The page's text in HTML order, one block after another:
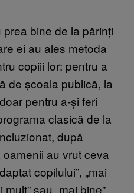
bine de la părinți
ei au ales metoda
copiii lor: pentru a
de școala publică, la
pentru a-și feri
clasică de la
după
au vrut ceva
copilului”, „mai
sau „mai bine”.